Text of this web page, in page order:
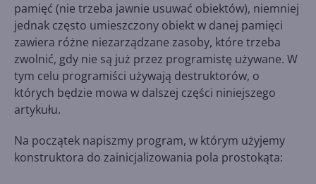
pamięć (nie trzeba jawnie usuwać obiektów), niemniej
jednak często umieszczony obiekt w danej pamięci
zawiera różne niezarządzane zasoby, które trzeba
zwolnić, gdy nie są już przez programistę używane. W
tym celu programiści używają destruktorów, o
których będzie mowa w dalszej części niniejszego
artykułu.
Na początek napiszmy program, w którym użyjemy
konstruktora do zainicjalizowania pola prostokąta: